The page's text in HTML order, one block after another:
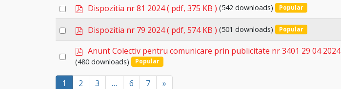
item
Select
an
item
p
d
Dispozitia nr 81 2024( pdf, 375 KB ) (542 downloads) Popular
Select
an
item
pDispozitia nr 79 2024( pdf, 574 KB ) (501 downloads) Popular
Select
item
p
d
Anunt Colectiv pentru comunicare prin publicitate nr 3401 29 04 2024
(480 downloads) Popular
1 2 3 … 6 7 »